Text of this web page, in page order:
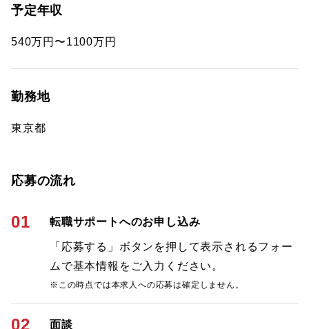
予定年収
540万円〜1100万円
勤務地
東京都
応募の流れ
01 転職サポートへのお申し込み
「応募する」ボタンを押して表示されるフォー
ムで基本情報をご入力ください。
※この時点では本求人への応募は確定しません。
02 面談